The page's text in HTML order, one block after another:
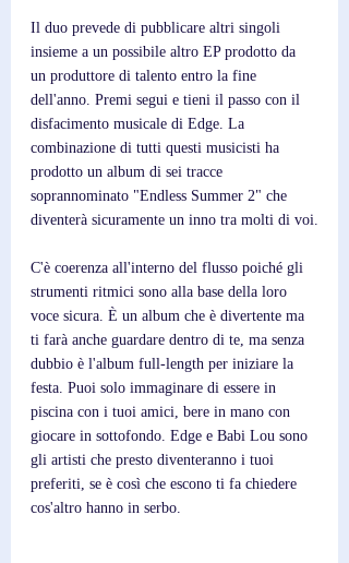
Il duo prevede di pubblicare altri singoli
insieme a un possibile altro EP prodotto da
un produttore di talento entro la fine
dell'anno. Premi segui e tieni il passo con il
disfacimento musicale di Edge. La
combinazione di tutti questi musicisti ha
prodotto un album di sei tracce
soprannominato "Endless Summer 2" che
diventerà sicuramente un inno tra molti di voi.
C'è coerenza all'interno del flusso poiché gli
strumenti ritmici sono alla base della loro
voce sicura. È un album che è divertente ma
ti farà anche guardare dentro di te, ma senza
dubbio è l'album full-length per iniziare la
festa. Puoi solo immaginare di essere in
piscina con i tuoi amici, bere in mano con
giocare in sottofondo. Edge e Babi Lou sono
gli artisti che presto diventeranno i tuoi
preferiti, se è così che escono ti fa chiedere
cos'altro hanno in serbo.